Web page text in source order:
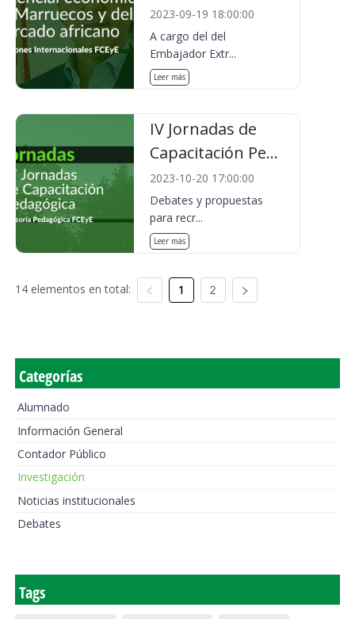
2023-09-19 18:00:00
A cargo del del
Embajador Extr...
Leer más
IV Jornadas de
Capacitación Pe...
2023-10-20 17:00:00
Debates y propuestas
para recr...
Leer más
14 elementos en total: 1 2
Categorías
Alumnado
Información General
Contador Público
Investigación
Noticias institucionales
Debates
Tags